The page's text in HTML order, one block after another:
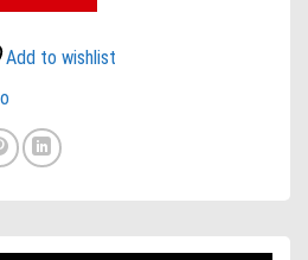
Add to wishlist